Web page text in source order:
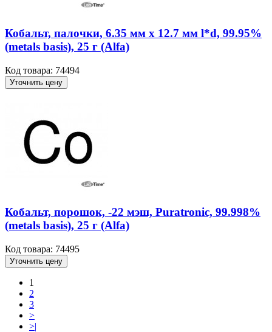
Кобальт, палочки, 6.35 мм x 12.7 мм l*d, 99.95%
(metals basis), 25 г (Alfa)
Код товара: 74494
Уточнить цену
Кобальт, порошок, -22 мэш, Puratronic, 99.998%
(metals basis), 25 г (Alfa)
Код товара: 74495
Уточнить цену
1
2
3
>
>|